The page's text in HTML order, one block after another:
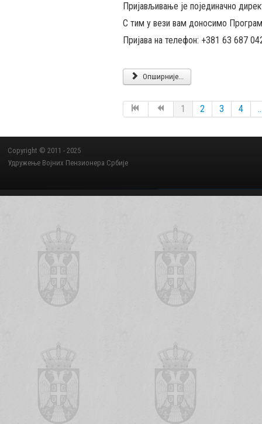
Пријављивање је појединачно
С тим у вези вам доносимо
Пријава на телефон: +381 63 687
Опширније...
1 2 3 4
Copyright © 2011 - 2025
Удружење Војних Пензионера Србије